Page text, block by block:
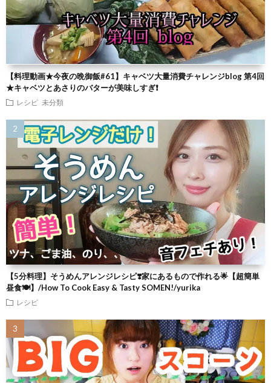
【料理動画★今夜の晩御飯#61】キャベツ大量消費チャレンジblog 第4回
★キャベツとあさりのバターが美味しすぎ❗
レシピ 未分類
【5分料理】そうめんアレンジレシピ❣️家にあるもので作れる🌟【超簡単
昼食🍽】/How To Cook Easy & Tasty SOMEN!/yurika
レシピ